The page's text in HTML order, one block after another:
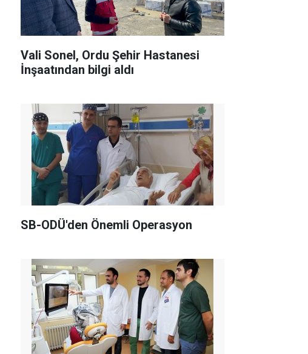
Vali Sonel, Ordu Şehir Hastanesi
İnşaatından bilgi aldı
SB-ODÜ'den Önemli Operasyon